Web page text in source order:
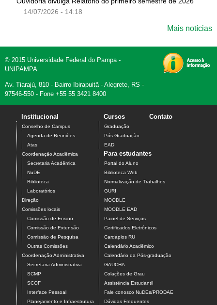
14/07/2026 - 14:18
Mais notícias
© 2015 Universidade Federal do Pampa -
UNIPAMPA
Av. Tiarajú, 810 - Bairro Ibirapuitã - Alegrete, RS -
97546-550 - Fone +55 55 3421 8400
Institucional
Conselho de Campus
Agenda de Reuniões
Atas
Coordenação Acadêmica
Secretaria Acadêmica
NuDE
Biblioteca
Laboratórios
Direção
Comissões locais
Comissão de Ensino
Comissão de Extensão
Comissão de Pesquisa
Outras Comissões
Coordenação Administrativa
Secretaria Administrativa
SCMP
SCOF
Interface Pessoal
Planejamento e Infraestrutura
Cursos
Graduação
Pós-Graduação
EAD
Contato
Para estudantes
Portal do Aluno
Biblioteca Web
Normalização de Trabalhos
GURI
MOODLE
MOODLE EAD
Painel de Serviços
Certificados Eletrônicos
Cardápios RU
Calendário Acadêmico
Calendário da Pós-graduação
GAUCHA
Colações de Grau
Assistência Estudantil
Fale conosco NuDEs/PRODAE
Dúvidas Frequentes